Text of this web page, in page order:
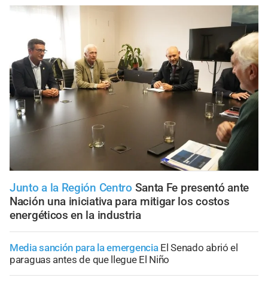
Junto a la Región Centro Santa Fe presentó ante
Nación una iniciativa para mitigar los costos
energéticos en la industria
Media sanción para la emergencia El Senado abrió el
paraguas antes de que llegue El Niño